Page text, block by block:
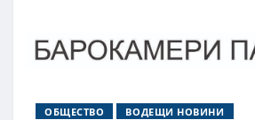
ОБЩЕСТВО ВОДЕЩИ НОВИНИ